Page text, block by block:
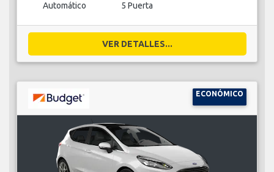
Automático 5 Puerta
VER DETALLES...
ECONÓMICO